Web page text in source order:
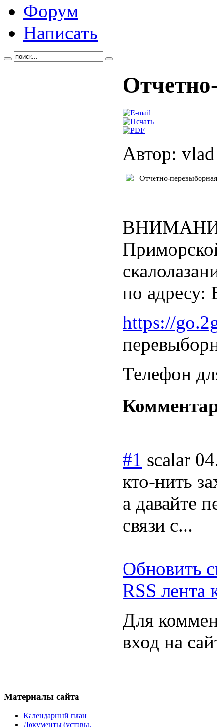
Форум
Написать
Автор:
Отчетно-
по адресу:
https://
Телефон
#1 scalar
кто-нить
а давайте
связи с...
Обновить
RSS лента
Для
вход на
Материалы сайта
Календарный план
Документы (уставы,